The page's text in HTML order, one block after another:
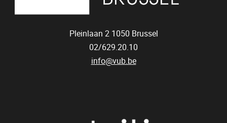
Pleinlaan 2 1050 Brussel
02/629.20.10
info@vub.be